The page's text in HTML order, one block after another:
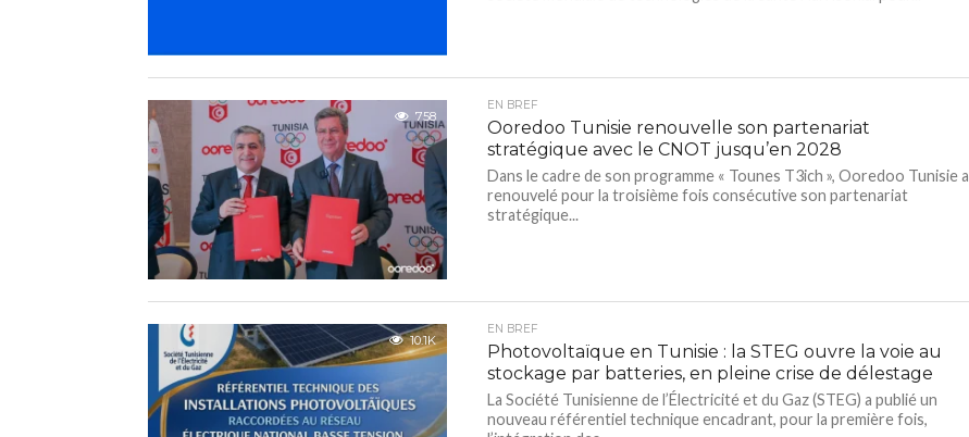
758
EN BREF
Ooredoo Tunisie renouvelle son partenariat
stratégique avec le CNOT jusqu’en 2028
Dans le cadre de son programme « Tounes T3ich », Ooredoo Tunisie a
renouvelé pour la troisième fois consécutive son partenariat
stratégique...
10.1K
EN BREF
Photovoltaïque en Tunisie : la STEG ouvre la voie au
stockage par batteries, en pleine crise de délestage
La Société Tunisienne de l’Électricité et du Gaz (STEG) a publié un
nouveau référentiel technique encadrant, pour la première fois,